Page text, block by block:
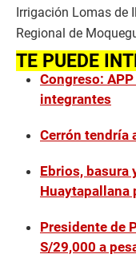
Irrigación Lomas de
Regional de
TE PUEDE
Congreso:
integrantes
Cerrón tendría
Ebrios, basura
Huaytapallana
Presidente de
S/29,000 a